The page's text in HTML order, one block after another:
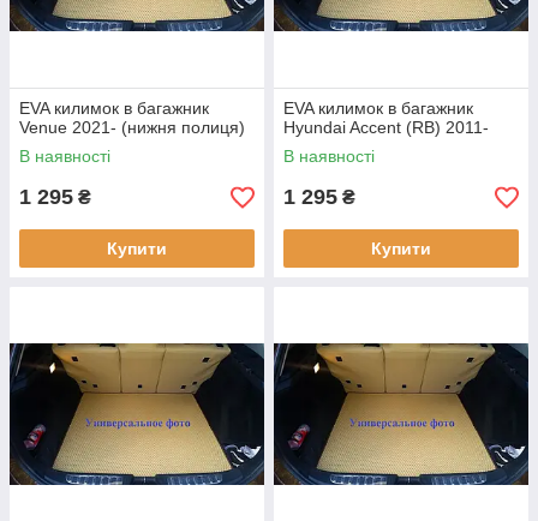
EVA килимок в багажник
Venue 2021- (нижня полиця)
В наявності
1 295 ₴
Купити
EVA килимок в багажник
Hyundai Accent (RB) 2011-
В наявності
1 295 ₴
Купити